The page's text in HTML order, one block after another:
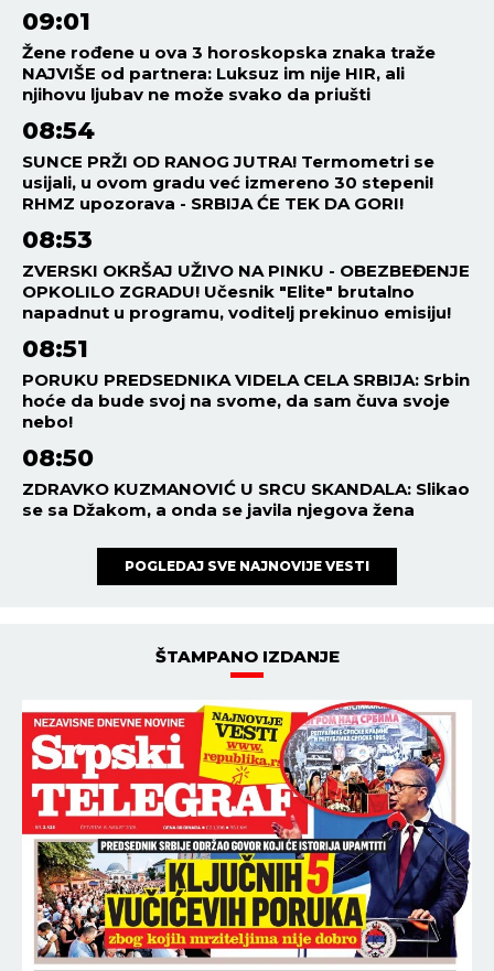
09:01
Žene rođene u ova 3 horoskopska znaka traže
NAJVIŠE od partnera: Luksuz im nije HIR, ali
njihovu ljubav ne može svako da priušti
08:54
SUNCE PRŽI OD RANOG JUTRA! Termometri se
usijali, u ovom gradu već izmereno 30 stepeni!
RHMZ upozorava - SRBIJA ĆE TEK DA GORI!
08:53
ZVERSKI OKRŠAJ UŽIVO NA PINKU - OBEZBEĐENJE
OPKOLILO ZGRADU! Učesnik "Elite" brutalno
napadnut u programu, voditelj prekinuo emisiju!
08:51
PORUKU PREDSEDNIKA VIDELA CELA SRBIJA: Srbin
hoće da bude svoj na svome, da sam čuva svoje
nebo!
08:50
ZDRAVKO KUZMANOVIĆ U SRCU SKANDALA: Slikao
se sa Džakom, a onda se javila njegova žena
POGLEDAJ SVE NAJNOVIJE VESTI
ŠTAMPANO IZDANJE